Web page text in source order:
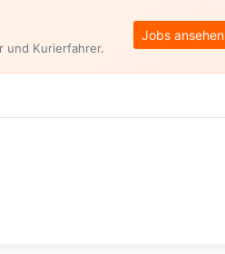
und Kurierfahrer.
Jobs ansehen